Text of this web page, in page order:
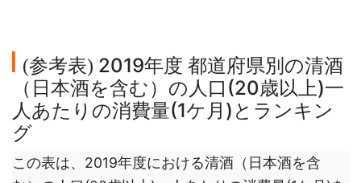
(参考表) 2019年度 都道府県別の清酒
（日本酒を含む）の人口(20歳以上)一
人あたりの消費量(1ケ月)とランキン
グ
この表は、2019年度における清酒（日本酒を含